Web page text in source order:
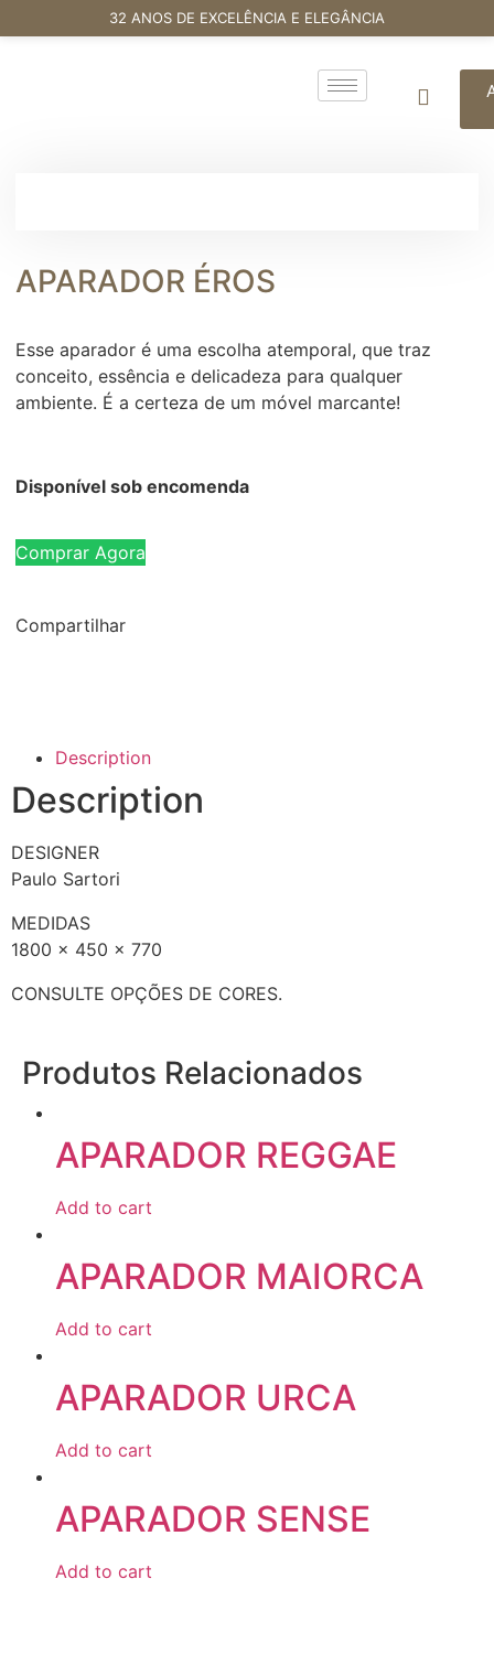
32 ANOS DE EXCELÊNCIA E ELEGÂNCIA
APARADOR ÉROS
Esse aparador é uma escolha atemporal, que traz
conceito, essência e delicadeza para qualquer
ambiente. É a certeza de um móvel marcante!
Disponível sob encomenda
Comprar Agora
Compartilhar
Description
Description
DESIGNER
Paulo Sartori
MEDIDAS
1800 x 450 x 770
CONSULTE OPÇÕES DE CORES.
Produtos Relacionados
APARADOR REGGAE
Add to cart
APARADOR MAIORCA
Add to cart
APARADOR URCA
Add to cart
APARADOR SENSE
Add to cart